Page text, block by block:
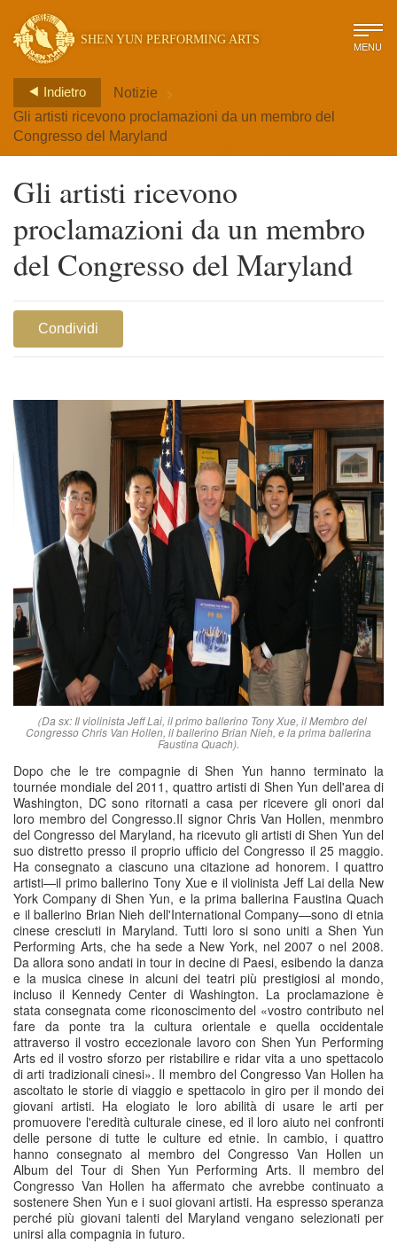
SHEN YUN PERFORMING ARTS MENU
Indietro Notizie >
Gli artisti ricevono proclamazioni da un membro del
Congresso del Maryland
Gli artisti ricevono
proclamazioni da un membro
del Congresso del Maryland
Condividi
（Da sx: Il violinista Jeff Lai, il primo ballerino Tony Xue, il Membro del
Congresso Chris Van Hollen, il ballerino Brian Nieh, e la prima ballerina
Faustina Quach).
Dopo che le tre compagnie di Shen Yun hanno terminato la
tournée mondiale del 2011, quattro artisti di Shen Yun dell'area di
Washington, DC sono ritornati a casa per ricevere gli onori dal
loro membro del Congresso.Il signor Chris Van Hollen, menmbro
del Congresso del Maryland, ha ricevuto gli artisti di Shen Yun del
suo distretto presso il proprio ufficio del Congresso il 25 maggio.
Ha consegnato a ciascuno una citazione ad honorem. I quattro
artisti—il primo ballerino Tony Xue e il violinista Jeff Lai della New
York Company di Shen Yun, e la prima ballerina Faustina Quach
e il ballerino Brian Nieh dell'International Company—sono di etnia
cinese cresciuti in Maryland. Tutti loro si sono uniti a Shen Yun
Performing Arts, che ha sede a New York, nel 2007 o nel 2008.
Da allora sono andati in tour in decine di Paesi, esibendo la danza
e la musica cinese in alcuni dei teatri più prestigiosi al mondo,
incluso il Kennedy Center di Washington. La proclamazione è
stata consegnata come riconoscimento del «vostro contributo nel
fare da ponte tra la cultura orientale e quella occidentale
attraverso il vostro eccezionale lavoro con Shen Yun Performing
Arts ed il vostro sforzo per ristabilire e ridar vita a uno spettacolo
di arti tradizionali cinesi». Il membro del Congresso Van Hollen ha
ascoltato le storie di viaggio e spettacolo in giro per il mondo dei
giovani artisti. Ha elogiato le loro abilità di usare le arti per
promuovere l'eredità culturale cinese, ed il loro aiuto nei confronti
delle persone di tutte le culture ed etnie. In cambio, i quattro
hanno consegnato al membro del Congresso Van Hollen un
Album del Tour di Shen Yun Performing Arts. Il membro del
Congresso Van Hollen ha affermato che avrebbe continuato a
sostenere Shen Yun e i suoi giovani artisti. Ha espresso speranza
perché più giovani talenti del Maryland vengano selezionati per
unirsi alla compagnia in futuro.